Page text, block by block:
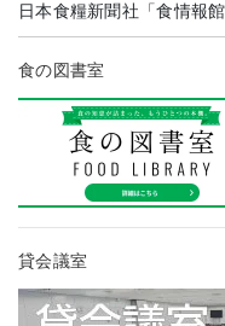
日本食糧新聞社「食情報館
食の図書室
貸会議室